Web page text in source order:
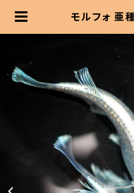
モルフォ 亜
92-a | 伊香